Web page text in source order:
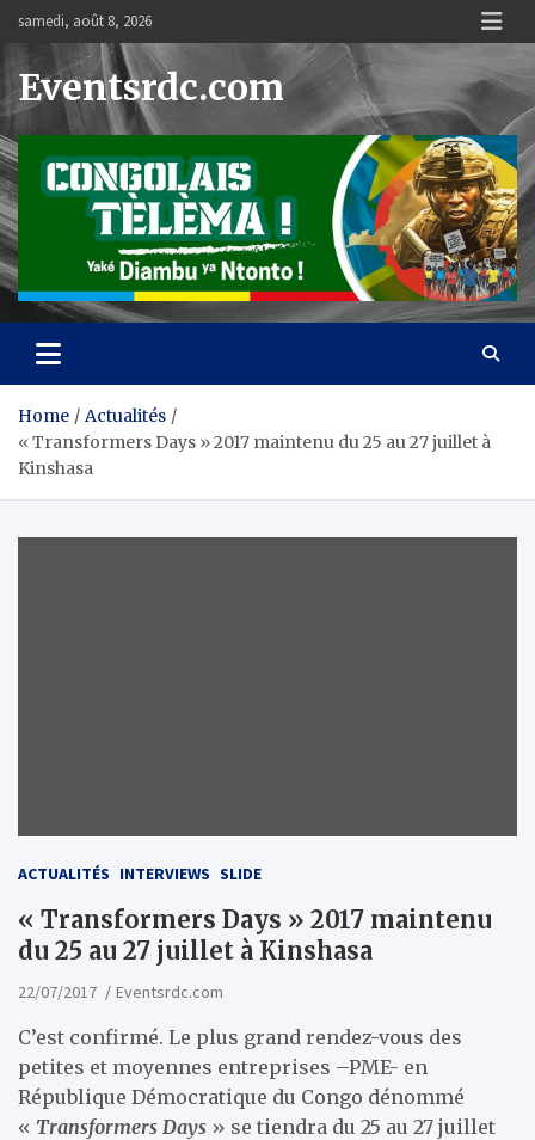
content
samedi, août 8, 2026
Eventsrdc.com
Home
Actualités
« Transformers Days » 2017 maintenu du 25 au 27 juillet à
Kinshasa
ACTUALITÉS INTERVIEWS SLIDE
« Transformers Days » 2017 maintenu
du 25 au 27 juillet à Kinshasa
22/07/2017 Eventsrdc.com
C’est confirmé. Le plus grand rendez-vous des
petites et moyennes entreprises –PME- en
République Démocratique du Congo dénommé
« Transformers Days » se tiendra du 25 au 27 juillet